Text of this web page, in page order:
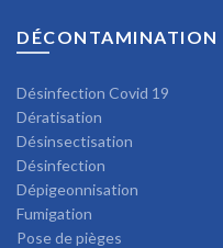
DÉCONTAMINATION
Désinfection Covid 19
Dératisation
Désinsectisation
Désinfection
Dépigeonnisation
Fumigation
Pose de pièges